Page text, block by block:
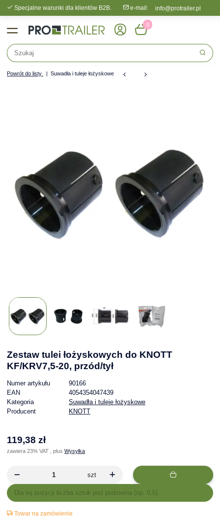
Specjalne warunki dla klientów B2B. e-mail: info@protrailer.pl
0
Powrót do listy Suwadła i tuleje łożyskowe
Zestaw tulei łożyskowych do KNOTT
KF/KRV7,5-20, przód/tył
Numer artykułu
90166
EAN
4054354047439
Kategoria
Suwadła i tuleje łożyskowe
Producent
KNOTT
119,38 zł
zawiera 23% VAT , plus Wysyłka
szt
xDla tej pozycji liczba sztuk jest podzielna (np. 0,5).
Towar na zamówienie